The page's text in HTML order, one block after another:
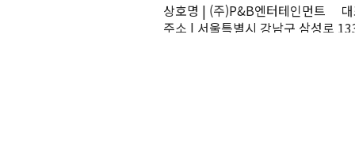
상호명 | (주)P&B엔터테인먼트
주소 | 서울특별시 강남구 삼성로